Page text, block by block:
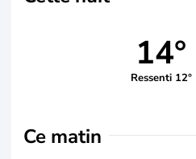
14°
Ressenti 12°
Ce matin